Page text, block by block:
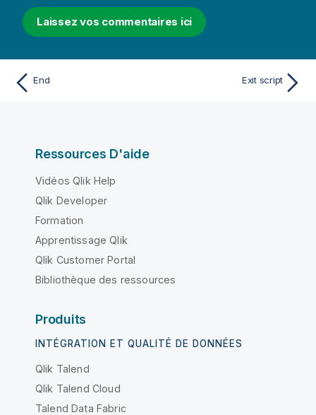
Laissez vos commentaires ici
End Exit script
Ressources D'aide
Vidéos Qlik Help
Qlik Developer
Formation
Apprentissage Qlik
Qlik Customer Portal
Bibliothèque des ressources
Produits
INTÉGRATION ET QUALITÉ DE DONNÉES
Qlik Talend
Qlik Talend Cloud
Talend Data Fabric